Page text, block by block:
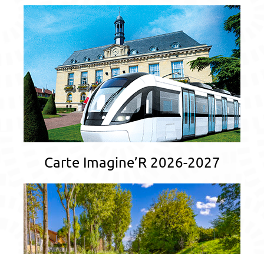
Carte Imagine’R 2026-2027